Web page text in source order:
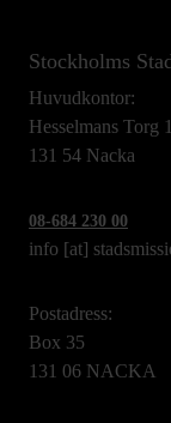
Stockholms
Huvudkontor:
Hesselmans Torg
131 54 Nacka
08-684 230 00
info [at]
Postadress:
Box 35
131 06 NACKA